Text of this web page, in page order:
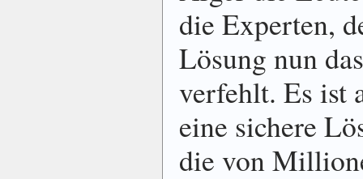
die Experten,
Lösung nun
verfehlt. Es ist
eine sichere
die von